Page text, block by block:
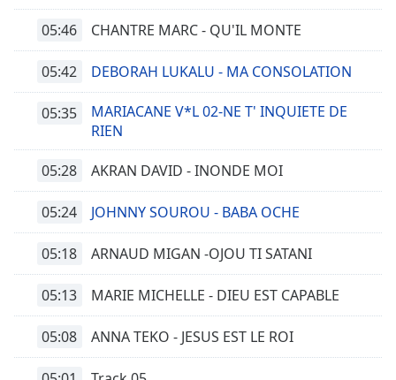
05:46 CHANTRE MARC - QU'IL MONTE
05:42 DEBORAH LUKALU - MA CONSOLATION
05:35
MARIACANE V*L 02-NE T' INQUIETE DE
RIEN
05:28 AKRAN DAVID - INONDE MOI
05:24 JOHNNY SOUROU - BABA OCHE
05:18 ARNAUD MIGAN -OJOU TI SATANI
05:13 MARIE MICHELLE - DIEU EST CAPABLE
05:08 ANNA TEKO - JESUS EST LE ROI